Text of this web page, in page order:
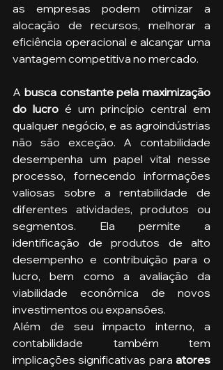
as empresas podem otimizar a
alocação de recursos, melhorar a
eficiência operacional e alcançar uma
vantagem competitiva no mercado.
A busca constante pela maximização
do lucro é um princípio central em
qualquer negócio, e as agroindústrias
não são exceção. A contabilidade
desempenha um papel vital nesse
processo, fornecendo informações
valiosas sobre a rentabilidade de
diferentes atividades, produtos ou
segmentos. Ela permite a
identificação de produtos de alto
desempenho e contribuição para o
lucro, bem como a avaliação da
viabilidade econômica de novos
investimentos ou expansões.
Além de seu impacto interno, a
contabilidade também tem
implicações significativas para atores